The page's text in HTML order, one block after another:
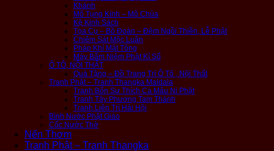
Khánh
Mõ Tụng Kinh – Mõ Chùa
Kệ Kinh Sách
Tọa Cụ – Bồ Đoàn – Đệm Ngồi Thiền, Lễ Phật
Chiêm Sát Mộc Luân
Pháp Khí Mật Tông
Máy Bấm Niệm Phật Kí Số
Ô TÔ, NỘI THẤT
Quà Tặng – Đồ Trang Trí Ô Tô , Nội Thất
Tranh Phật – Tranh Thangka Maldala
Tranh Bổn Sư Thích Ca Mâu Ni Phật
Tranh Tây Phương Tam Thánh
Tranh Liên Trì Hải Hội
Bình Nước Phật Giáo
Cốc Nước Thờ
Nến Thơm
Tranh Phật – Tranh Thangka